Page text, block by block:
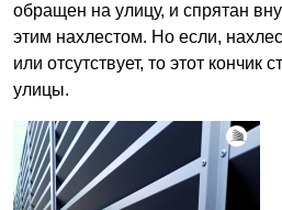
обращен на улицу, и спрятан
этим нахлестом. Но если,
или отсутствует, то этот кончик
улицы.